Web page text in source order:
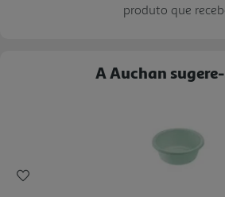
produto que
A Auchan